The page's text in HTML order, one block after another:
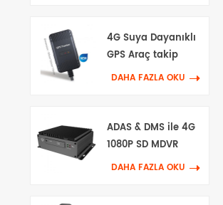
4G Suya Dayanıklı
GPS Araç takip
cihazı
DAHA FAZLA OKU
ADAS & DMS ile 4G
1080P SD MDVR
DAHA FAZLA OKU